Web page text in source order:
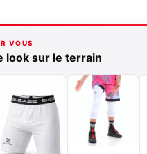
VOUS
look sur le terrain